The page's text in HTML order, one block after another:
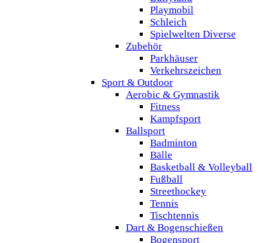
Playmobil
Schleich
Spielwelten Diverse
Zubehör
Parkhäuser
Verkehrszeichen
Sport & Outdoor
Aerobic & Gymnastik
Fitness
Kampfsport
Ballsport
Badminton
Bälle
Basketball & Volleyball
Fußball
Streethockey
Tennis
Tischtennis
Dart & Bogenschießen
Bogensport